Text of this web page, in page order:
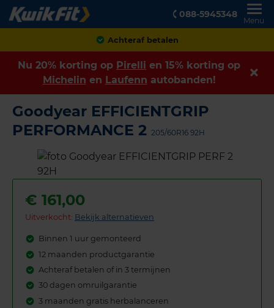
088-5945348
Menu
Achteraf betalen
Nu 20% korting op Pirelli en 15% korting op
Michelin en Laufenn autobanden!
Goodyear EFFICIENTGRIP
PERFORMANCE 2 205/60R16 92H
€ 161,00
Uitverkocht: Bekijk alternatieven
Binnen 1 uur gemonteerd
12 maanden productgarantie
Achteraf betalen of in 3 termijnen
30 dagen omruilgarantie
3 maanden gratis herbalanceren